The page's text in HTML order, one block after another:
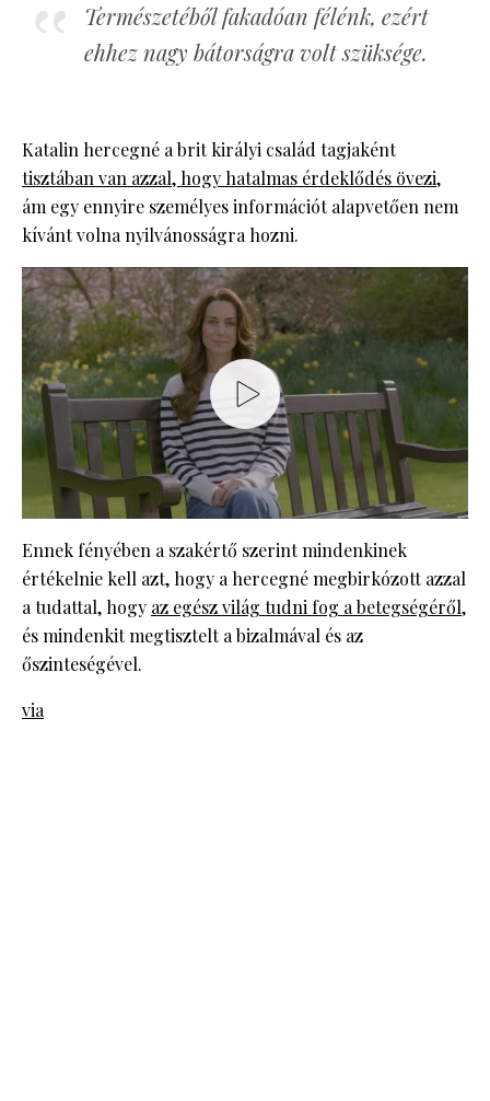
Természetéből fakadóan félénk, ezért
ehhez nagy bátorságra volt szüksége.
Katalin hercegné a brit királyi család tagjaként
tisztában van azzal, hogy hatalmas érdeklődés övezi,
ám egy ennyire személyes információt alapvetően nem
kívánt volna nyilvánosságra hozni.
Ennek fényében a szakértő szerint mindenkinek
értékelnie kell azt, hogy a hercegné megbirkózott azzal
a tudattal, hogy az egész világ tudni fog a betegségéről,
és mindenkit megtisztelt a bizalmával és az
őszinteségével.
via